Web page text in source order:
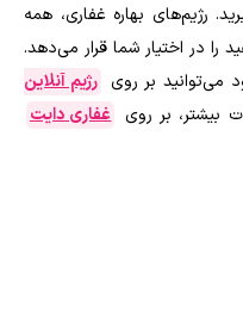
رژیم‌های بهاره غفاری، همه
را در اختیار شما قرار می‌دهد.
می‌توانید بر روی رژیم آنلاین
بیشتر، بر روی غفاری دایت